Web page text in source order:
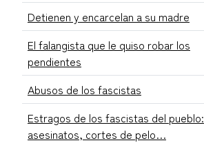
Detienen y encarcelan a su madre
El falangista que le quiso robar los
pendientes
Abusos de los fascistas
Estragos de los fascistas del pueblo:
asesinatos, cortes de pelo…